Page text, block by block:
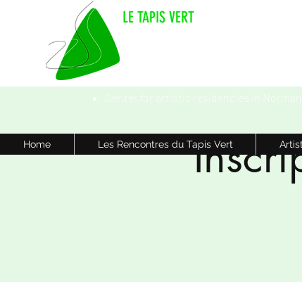
LE TAPIS VERT
Center for artistic residencies in
Home Les Rencontres du Tapis Vert